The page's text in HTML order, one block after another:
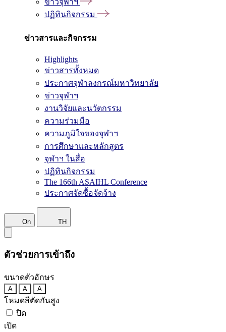
ข่าวจุฬาฯ
ปฏิทินกิจกรรม
ข่าวสารและกิจกรรม
Highlights
ข่าวสารทั้งหมด
ประกาศจุฬาลงกรณ์มหาวิทยาลัย
ข่าวจุฬาฯ
งานวิจัยและนวัตกรรม
ความร่วมมือ
ความภูมิใจของจุฬาฯ
การศึกษาและหลักสูตร
จุฬาฯ ในสื่อ
ปฏิทินกิจกรรม
The 166th ASAIHL Conference
ประกาศจัดซื้อจัดจ้าง
On TH
ตัวช่วยการเข้าถึง
ขนาดตัวอักษร
A A A
โหมดสีตัดกันสูง
ปิด
เปิด